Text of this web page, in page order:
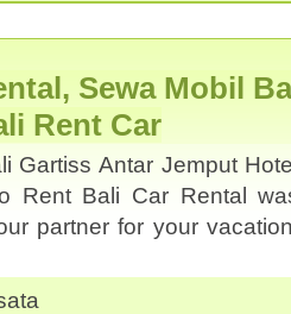
Sewa Mobil
Rent Car
Gartiss Antar Jemput
Rent Bali Car Rental
partner for your